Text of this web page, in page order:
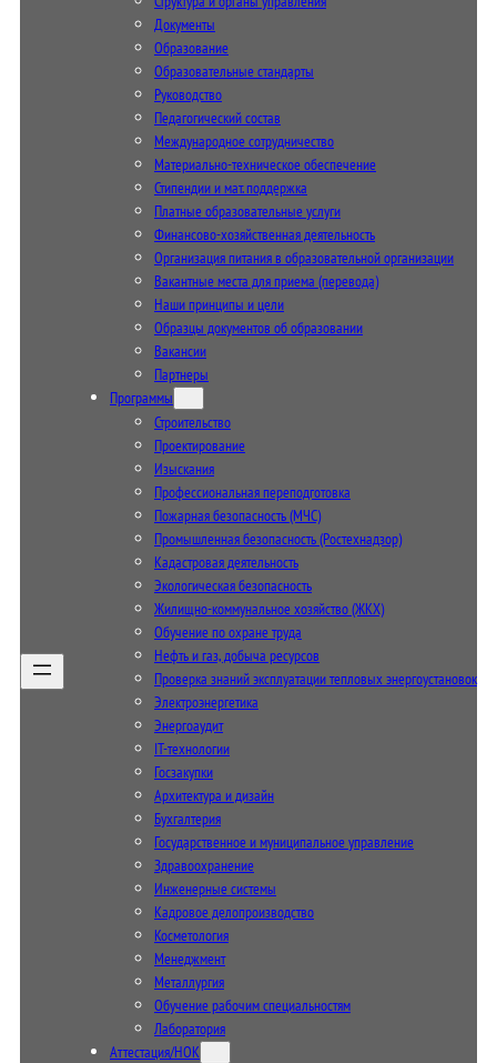
Документы
Образование
Образовательные стандарты
Руководство
Педагогический состав
Международное сотрудничество
Материально-техническое обеспечение
Стипендии и мат. поддержка
Платные образовательные услуги
Финансово-хозяйственная деятельность
Организация питания в образовательной организации
Вакантные места для приема (перевода)
Наши принципы и цели
Образцы документов об образовании
Вакансии
Партнеры
Программы
Строительство
Проектирование
Изыскания
Профессиональная переподготовка
Пожарная безопасность (МЧС)
Промышленная безопасность (Ростехнадзор)
Кадастровая деятельность
Экологическая безопасность
Жилищно-коммунальное хозяйство (ЖКХ)
Обучение по охране труда
Нефть и газ, добыча ресурсов
Проверка знаний эксплуатации тепловых энергоустановок
Электроэнергетика
Энергоаудит
IT-технологии
Госзакупки
Архитектура и дизайн
Бухгалтерия
Государственное и муниципальное управление
Здравоохранение
Инженерные системы
Кадровое делопроизводство
Косметология
Менеджмент
Металлургия
Обучение рабочим специальностям
Лаборатория
Аттестация/НОК